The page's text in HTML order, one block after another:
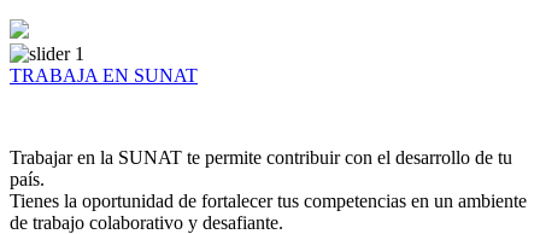
TRABAJA EN SUNAT
Trabajar en la SUNAT te permite contribuir con el desarrollo de tu
país.
Tienes la oportunidad de fortalecer tus competencias en un ambiente
de trabajo colaborativo y desafiante.